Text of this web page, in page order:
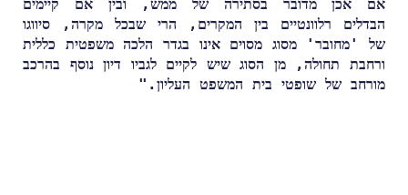
אם אכן מדובר בסתירה של ממש, ובין אם קיימים
הבדלים רלוונטיים בין המקרים, הרי שבכל מקרה, סיווגו
של 'מחובר' מסוג מסוים אינו בגדר הלכה משפטית כללית
ורחבת תחולה, מן הסוג שיש לקיים לגביו דיון נוסף בהרכב
מורחב של שופטי בית המשפט העליון."